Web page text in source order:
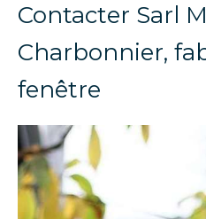
Contacter Sarl
Charbonnier,
fenêtre